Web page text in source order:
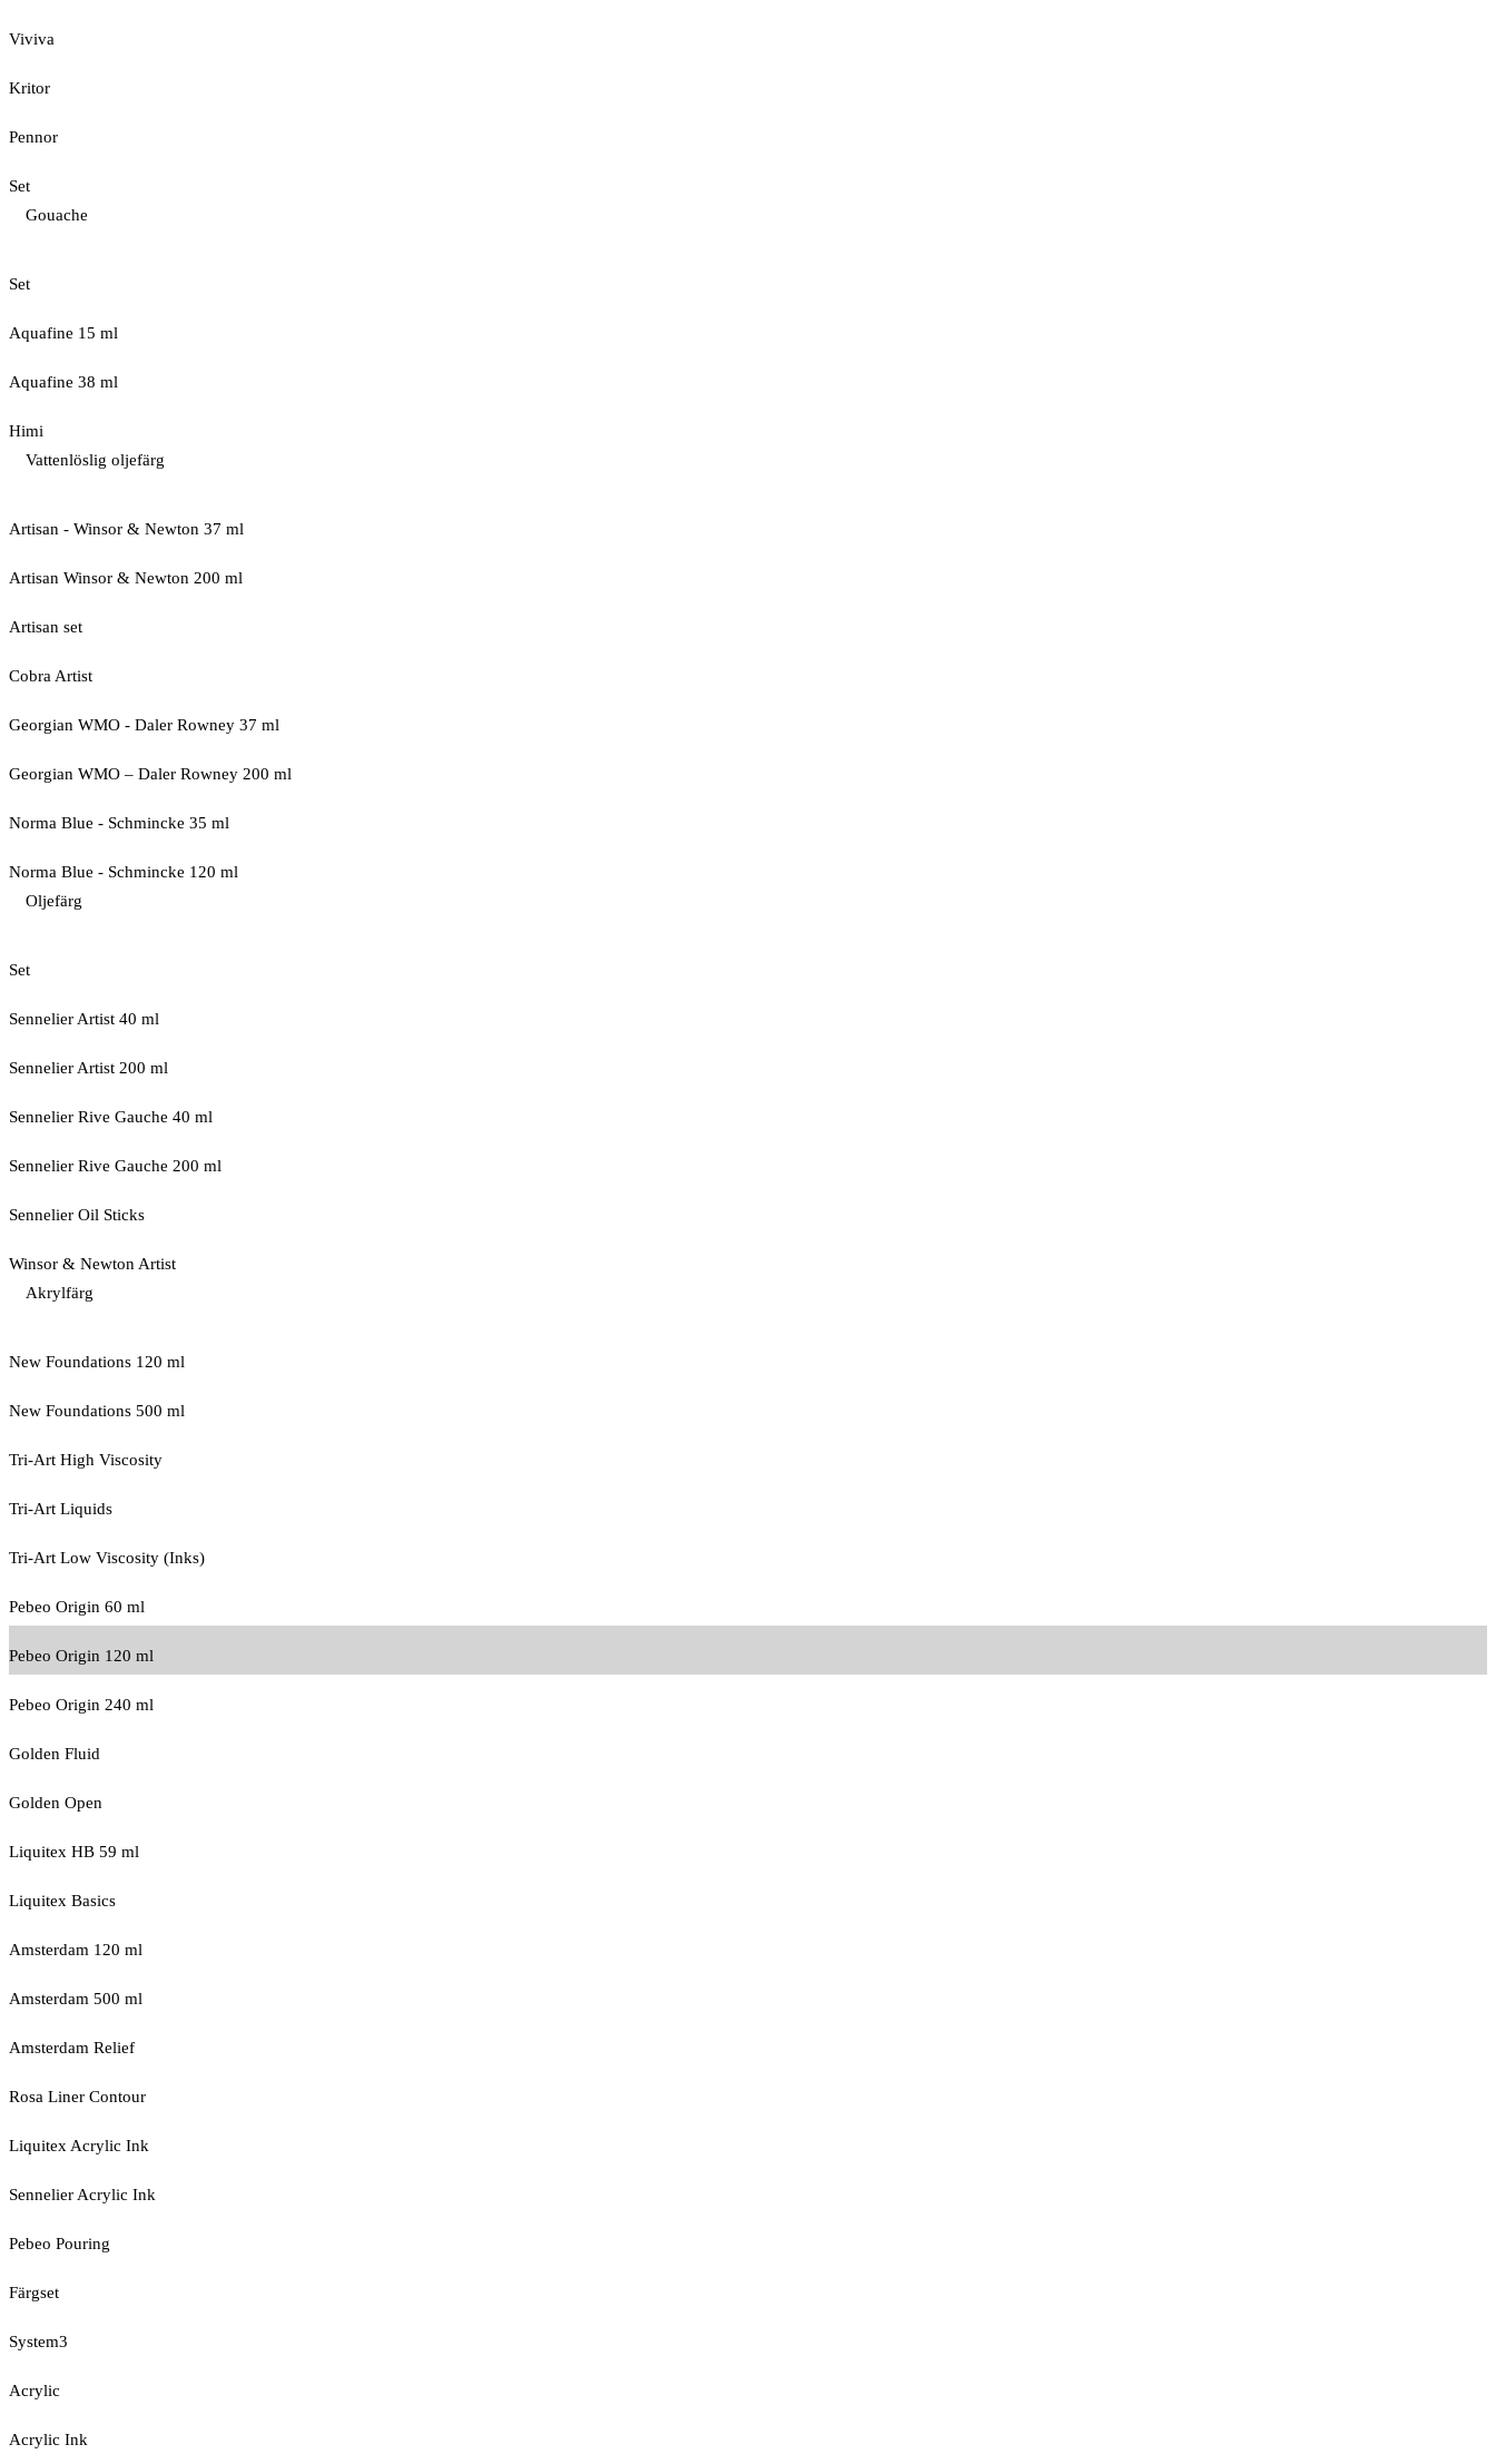
Viviva
Kritor
Pennor
Set
Gouache
Set
Aquafine 15 ml
Aquafine 38 ml
Himi
Vattenlöslig oljefärg
Artisan - Winsor & Newton 37 ml
Artisan Winsor & Newton 200 ml
Artisan set
Cobra Artist
Georgian WMO - Daler Rowney 37 ml
Georgian WMO – Daler Rowney 200 ml
Norma Blue - Schmincke 35 ml
Norma Blue - Schmincke 120 ml
Oljefärg
Set
Sennelier Artist 40 ml
Sennelier Artist 200 ml
Sennelier Rive Gauche 40 ml
Sennelier Rive Gauche 200 ml
Sennelier Oil Sticks
Winsor & Newton Artist
Akrylfärg
New Foundations 120 ml
New Foundations 500 ml
Tri-Art High Viscosity
Tri-Art Liquids
Tri-Art Low Viscosity (Inks)
Pebeo Origin 60 ml
Pebeo Origin 120 ml
Pebeo Origin 240 ml
Golden Fluid
Golden Open
Liquitex HB 59 ml
Liquitex Basics
Amsterdam 120 ml
Amsterdam 500 ml
Amsterdam Relief
Rosa Liner Contour
Liquitex Acrylic Ink
Sennelier Acrylic Ink
Pebeo Pouring
Färgset
System3
Acrylic
Acrylic Ink